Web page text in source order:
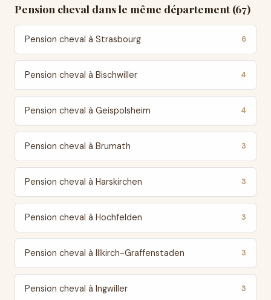
Pension cheval dans le même département (67)
Pension cheval à Strasbourg 6
Pension cheval à Bischwiller 4
Pension cheval à Geispolsheim 4
Pension cheval à Brumath 3
Pension cheval à Harskirchen 3
Pension cheval à Hochfelden 3
Pension cheval à Illkirch-Graffenstaden 3
Pension cheval à Ingwiller 3